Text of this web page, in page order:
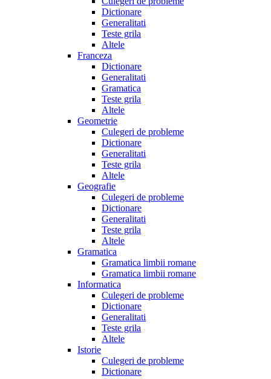
Dictionare
Generalitati
Teste grila
Altele
Franceza
Dictionare
Generalitati
Gramatica
Teste grila
Altele
Geometrie
Culegeri de probleme
Dictionare
Generalitati
Teste grila
Altele
Geografie
Culegeri de probleme
Dictionare
Generalitati
Teste grila
Altele
Gramatica
Gramatica limbii romane
Gramatica limbii romane
Informatica
Culegeri de probleme
Dictionare
Generalitati
Teste grila
Altele
Istorie
Culegeri de probleme
Dictionare